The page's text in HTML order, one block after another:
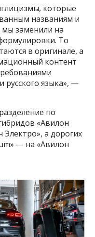
которые
названиям и
мы заменили на
То
в оригинале, а
контент
русского языка», —
по
«Авилон
Электро», а дорогих
— на «Авилон